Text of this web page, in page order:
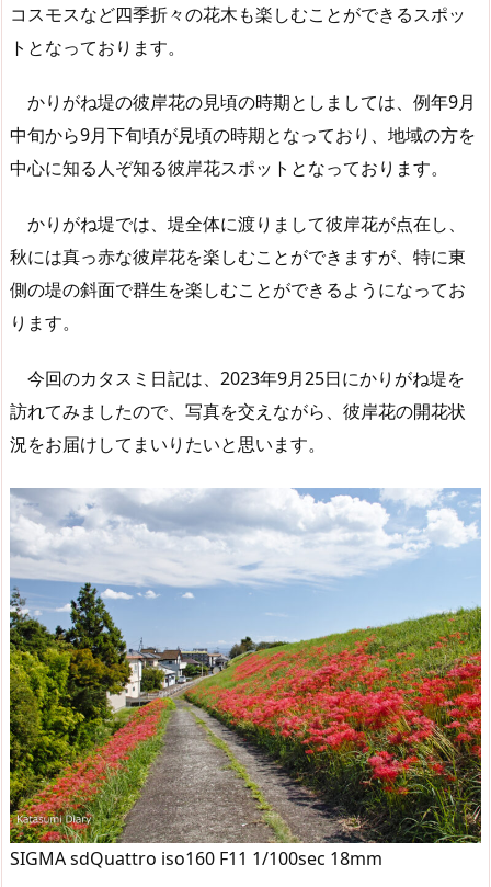
コスモスなど四季折々の花木も楽しむことができるスポッ
トとなっております。
かりがね堤の彼岸花の見頃の時期としましては、例年9月
中旬から9月下旬頃が見頃の時期となっており、地域の方を
中心に知る人ぞ知る彼岸花スポットとなっております。
かりがね堤では、堤全体に渡りまして彼岸花が点在し、
秋には真っ赤な彼岸花を楽しむことができますが、特に東
側の堤の斜面で群生を楽しむことができるようになってお
ります。
今回のカタスミ日記は、2023年9月25日にかりがね堤を
訪れてみましたので、写真を交えながら、彼岸花の開花状
況をお届けしてまいりたいと思います。
SIGMA sdQuattro iso160 F11 1/100sec 18mm